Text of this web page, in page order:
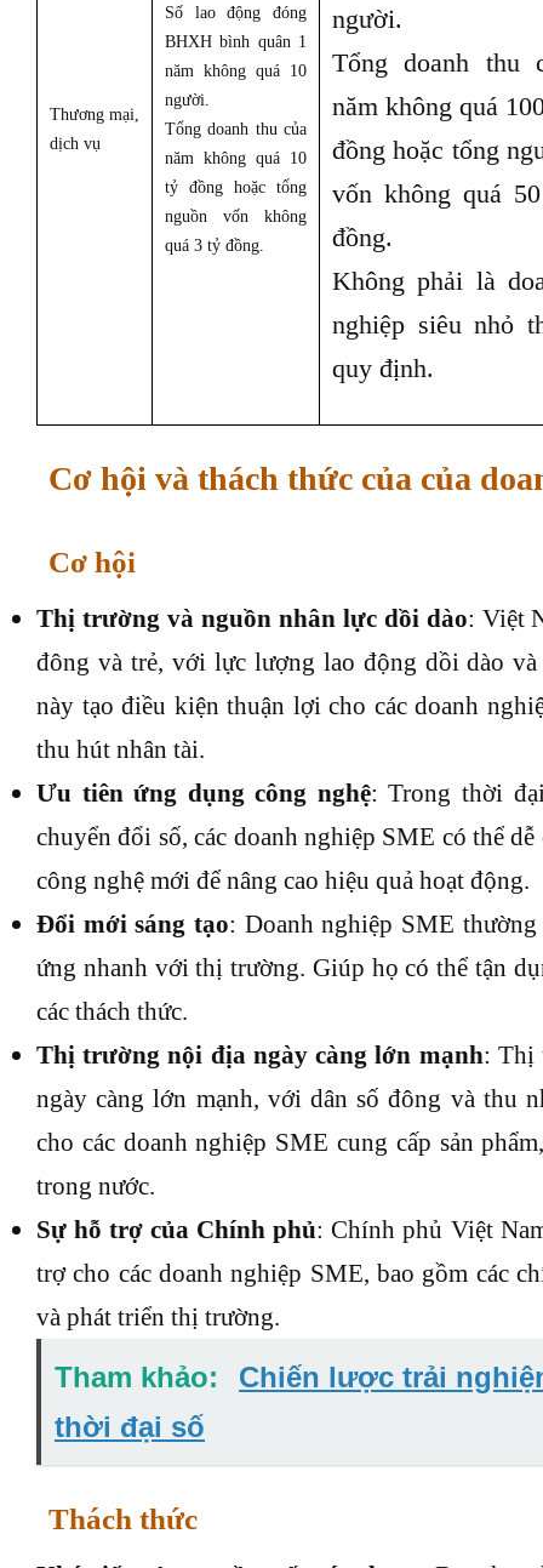
Thương mại,
dịch vụ
Số lao động đóng
BHXH bình quân 1
năm không quá 10
người.
Tổng doanh thu của
năm không quá 10
tỷ đồng hoặc tổng
nguồn vốn không
quá 3 tỷ đồng.
người.
Tổng doanh thu
năm không quá
đồng hoặc tổng
vốn không quá
đồng.
Không phải là
nghiệp siêu nhỏ
quy định.
Cơ hội và thách thức của của
Cơ hội
Thị trường và nguồn nhân lực dồi dào: Việt
đông và trẻ, với lực lượng lao động dồi dào
này tạo điều kiện thuận lợi cho các doanh
thu hút nhân tài.
Ưu tiên ứng dụng công nghệ: Trong thời
chuyển đổi số, các doanh nghiệp SME có thể
công nghệ mới để nâng cao hiệu quả hoạt động.
Đổi mới sáng tạo: Doanh nghiệp SME
ứng nhanh với thị trường. Giúp họ có thể tận
các thách thức.
Thị trường nội địa ngày càng lớn mạnh: Thị
ngày càng lớn mạnh, với dân số đông và thu
cho các doanh nghiệp SME cung cấp sản
trong nước.
Sự hỗ trợ của Chính phủ: Chính phủ Việt
trợ cho các doanh nghiệp SME, bao gồm các
và phát triển thị trường.
Tham khảo:
Chiến lược trải
thời đại số
Thách thức